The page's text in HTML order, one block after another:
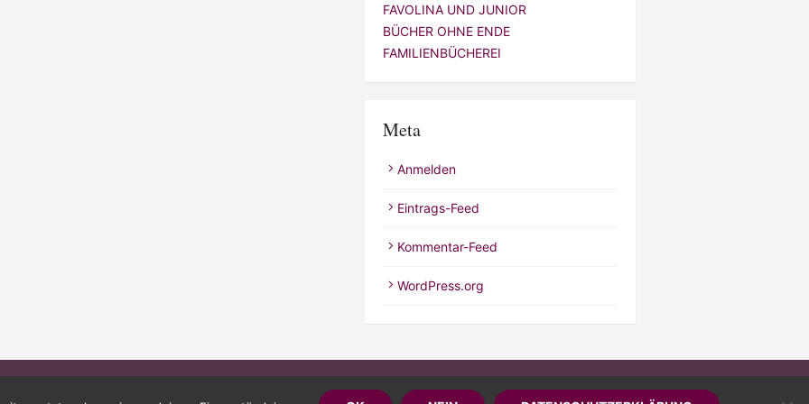
FAVOLINA UND JUNIOR
BÜCHER OHNE ENDE
FAMILIENBÜCHEREI
Meta
Anmelden
Eintrags-Feed
Kommentar-Feed
WordPress.org
Powered by WordPress / Theme by Design Lab